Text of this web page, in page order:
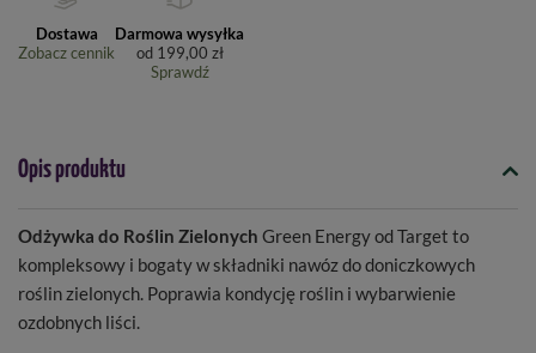
Dostawa
Zobacz cennik
Darmowa wysyłka
od 199,00 zł
Sprawdź
Opis produktu
Odżywka do Roślin Zielonych Green Energy od Target to
kompleksowy i bogaty w składniki nawóz do doniczkowych
roślin zielonych. Poprawia kondycję roślin i wybarwienie
ozdobnych liści.